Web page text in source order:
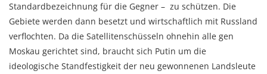
Standardbezeichnung für die Gegner – zu schützen. Die
Gebiete werden dann besetzt und wirtschaftlich mit Russland
verflochten. Da die Satellitenschüsseln ohnehin alle gen
Moskau gerichtet sind, braucht sich Putin um die
ideologische Standfestigkeit der neu gewonnenen Landsleute